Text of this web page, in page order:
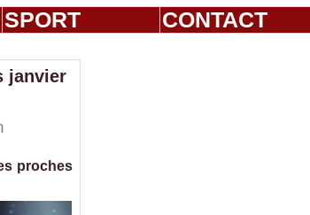
SPORT CONTACT
janvier
proches